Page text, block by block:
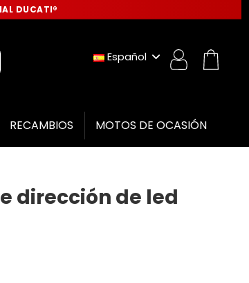
DUCATI®
Español
RECAMBIOS MOTOS DE OCASIÓN
dirección de led